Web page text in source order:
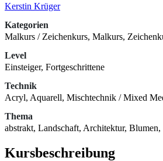
Kerstin Krüger
Kategorien
Malkurs / Zeichenkurs, Malkurs,
Level
Einsteiger, Fortgeschrittene
Technik
Acryl, Aquarell, Mischtechnik / Mixed
Thema
abstrakt, Landschaft, Architektur,
Kursbeschreibung